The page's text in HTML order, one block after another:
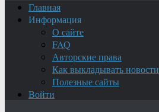
Главная
Информация
О сайте
FAQ
Авторские права
Как выкладывать новости
Полезные сайты
Войти